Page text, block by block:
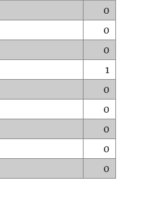
0
0
0
1
0
0
0
0
0